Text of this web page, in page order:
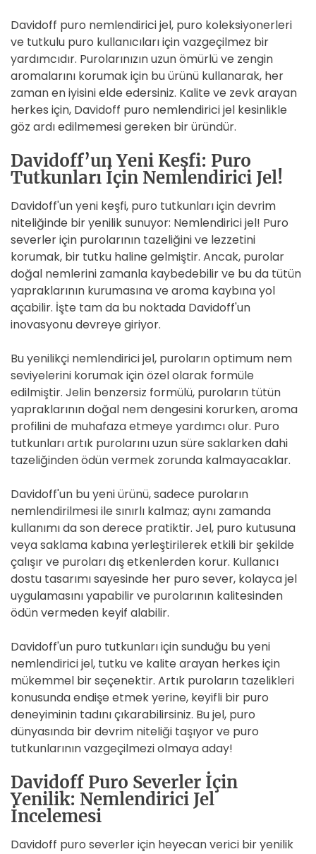
Davidoff puro nemlendirici jel, puro koleksiyonerleri
ve tutkulu puro kullanıcıları için vazgeçilmez bir
yardımcıdır. Purolarınızın uzun ömürlü ve zengin
aromalarını korumak için bu ürünü kullanarak, her
zaman en iyisini elde edersiniz. Kalite ve zevk arayan
herkes için, Davidoff puro nemlendirici jel kesinlikle
göz ardı edilmemesi gereken bir üründür.
Davidoff’un Yeni Keşfi: Puro
Tutkunları İçin Nemlendirici Jel!
Davidoff'un yeni keşfi, puro tutkunları için devrim
niteliğinde bir yenilik sunuyor: Nemlendirici jel! Puro
severler için purolarının tazeliğini ve lezzetini
korumak, bir tutku haline gelmiştir. Ancak, purolar
doğal nemlerini zamanla kaybedebilir ve bu da tütün
yapraklarının kurumasına ve aroma kaybına yol
açabilir. İşte tam da bu noktada Davidoff'un
inovasyonu devreye giriyor.
Bu yenilikçi nemlendirici jel, puroların optimum nem
seviyelerini korumak için özel olarak formüle
edilmiştir. Jelin benzersiz formülü, puroların tütün
yapraklarının doğal nem dengesini korurken, aroma
profilini de muhafaza etmeye yardımcı olur. Puro
tutkunları artık purolarını uzun süre saklarken dahi
tazeliğinden ödün vermek zorunda kalmayacaklar.
Davidoff'un bu yeni ürünü, sadece puroların
nemlendirilmesi ile sınırlı kalmaz; aynı zamanda
kullanımı da son derece pratiktir. Jel, puro kutusuna
veya saklama kabına yerleştirilerek etkili bir şekilde
çalışır ve puroları dış etkenlerden korur. Kullanıcı
dostu tasarımı sayesinde her puro sever, kolayca jel
uygulamasını yapabilir ve purolarının kalitesinden
ödün vermeden keyif alabilir.
Davidoff'un puro tutkunları için sunduğu bu yeni
nemlendirici jel, tutku ve kalite arayan herkes için
mükemmel bir seçenektir. Artık puroların tazelikleri
konusunda endişe etmek yerine, keyifli bir puro
deneyiminin tadını çıkarabilirsiniz. Bu jel, puro
dünyasında bir devrim niteliği taşıyor ve puro
tutkunlarının vazgeçilmezi olmaya aday!
Davidoff Puro Severler İçin
Yenilik: Nemlendirici Jel
İncelemesi
Davidoff puro severler için heyecan verici bir yenilik